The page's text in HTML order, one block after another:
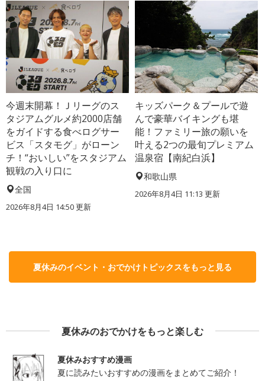
今週末開幕！Ｊリーグのス
タジアムグルメ約2000店舗
をガイドする食べログサー
ビス「スタモグ」がローン
チ！“おいしい”をスタジアム
観戦の入り口に
全国
2026年8月4日 14:50更新
キッズパーク＆プールで遊
んで豪華バイキングも堪
能！ファミリー旅の願いを
叶える2つの最旬プレミアム
温泉宿【南紀白浜】
和歌山県
2026年8月4日 11:13 更新
夏休みのイベント・おでかけトピックスをもっと見る
夏休みのおでかけをもっと楽しむ
夏休みおすすめ漫画
夏に読みたいおすすめの漫画をまとめてご紹介！